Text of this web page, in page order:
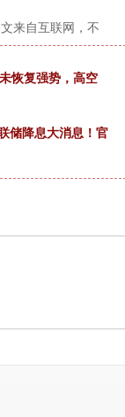
来自互联网，不
恢复强势，高空
储降息大消息！官